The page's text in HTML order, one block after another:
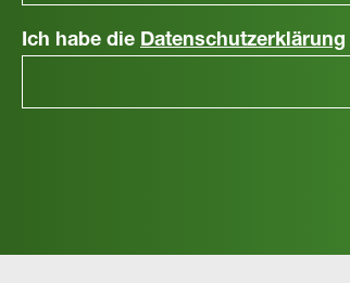
Ich habe die Datenschutzerklärung